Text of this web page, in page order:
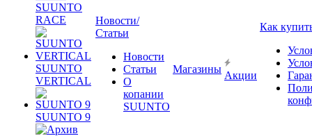
SUUNTO
RACE
SUUNTO
VERTICAL
SUUNTO 9
Новости/
Статьи
Новости
Статьи
О
копании
SUUNTO
Магазины
Акции
Как